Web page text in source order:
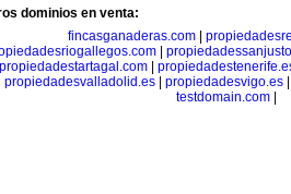
dominios en venta:
fincasganaderas.com|
|
propiedadestartagal.com|
propiedadesvalladolid.es
propiedadesvigo.es
testdomain.com